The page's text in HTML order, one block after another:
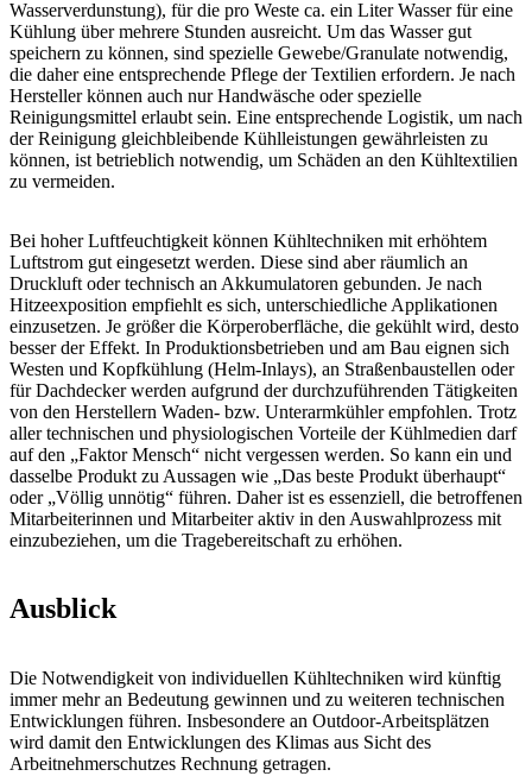
Wasserverdunstung), für die pro Weste ca. ein Liter Wasser für eine
Kühlung über mehrere Stunden ausreicht. Um das Wasser gut
speichern zu können, sind spezielle Gewebe/Granulate notwendig,
die daher eine entsprechende Pflege der Textilien erfordern. Je nach
Hersteller können auch nur Handwäsche oder spezielle
Reinigungsmittel erlaubt sein. Eine entsprechende Logistik, um nach
der Reinigung gleichbleibende Kühlleistungen gewährleisten zu
können, ist betrieblich notwendig, um Schäden an den Kühltextilien
zu vermeiden.
Bei hoher Luftfeuchtigkeit können Kühltechniken mit erhöhtem
Luftstrom gut eingesetzt werden. Diese sind aber räumlich an
Druckluft oder technisch an Akkumulatoren gebunden. Je nach
Hitzeexposition empfiehlt es sich, unterschiedliche Applikationen
einzusetzen. Je größer die Körperoberfläche, die gekühlt wird, desto
besser der Effekt. In Produktionsbetrieben und am Bau eignen sich
Westen und Kopfkühlung (Helm-Inlays), an Straßenbaustellen oder
für Dachdecker werden aufgrund der durchzuführenden Tätigkeiten
von den Herstellern Waden- bzw. Unterarmkühler empfohlen. Trotz
aller technischen und physiologischen Vorteile der Kühlmedien darf
auf den „Faktor Mensch“ nicht vergessen werden. So kann ein und
dasselbe Produkt zu Aussagen wie „Das beste Produkt überhaupt“
oder „Völlig unnötig“ führen. Daher ist es essenziell, die betroffenen
Mitarbeiterinnen und Mitarbeiter aktiv in den Auswahlprozess mit
einzubeziehen, um die Tragebereitschaft zu erhöhen.
Ausblick
Die Notwendigkeit von individuellen Kühltechniken wird künftig
immer mehr an Bedeutung gewinnen und zu weiteren technischen
Entwicklungen führen. Insbesondere an Outdoor-Arbeitsplätzen
wird damit den Entwicklungen des Klimas aus Sicht des
Arbeitnehmerschutzes Rechnung getragen.